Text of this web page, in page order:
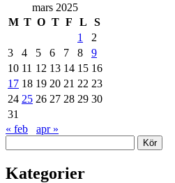
Sidopanel
mars 2025
M T O T F L
S
1
2
3
4 5 6 7 8
9
10 11 12 13 14 15 16
17 18 19 20 21 22 23
24 25 26 27 28 29 30
31
« feb
apr »
Kategorier